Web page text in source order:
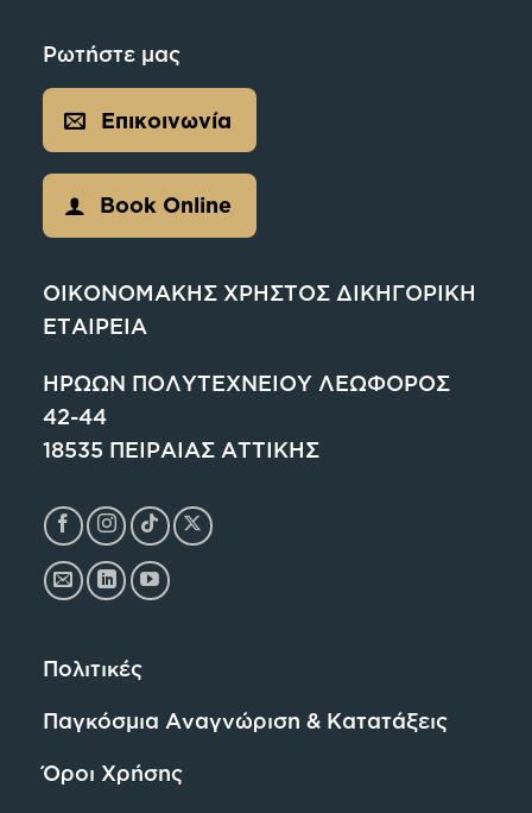
Ρωτήστε μας
Επικοινωνία
Book Online
ΟΙΚΟΝΟΜΑΚΗΣ ΧΡΗΣΤΟΣ ΔΙΚΗΓΟΡΙΚΗ
ΕΤΑΙΡΕΙΑ
ΗΡΩΩΝ ΠΟΛΥΤΕΧΝΕΙΟΥ ΛΕΩΦΟΡΟΣ
42-44
18535 ΠΕΙΡΑΙΑΣ ΑΤΤΙΚΗΣ
Πολιτικές
Παγκόσμια Αναγνώριση & Κατατάξεις
Όροι Χρήσης